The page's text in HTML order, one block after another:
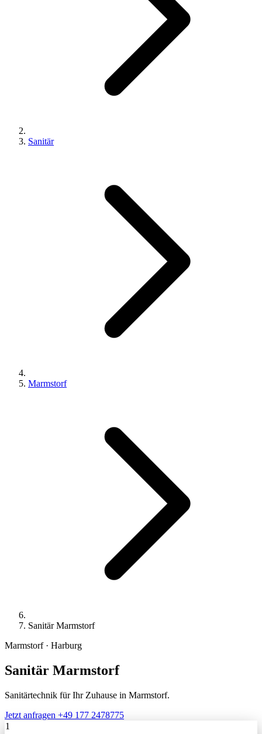
Sanitär
Marmstorf
Sanitär Marmstorf
Marmstorf · Harburg
Sanitär Marmstorf
Sanitärtechnik für Ihr Zuhause in Marmstorf.
Jetzt anfragen +49 177 2478775
1